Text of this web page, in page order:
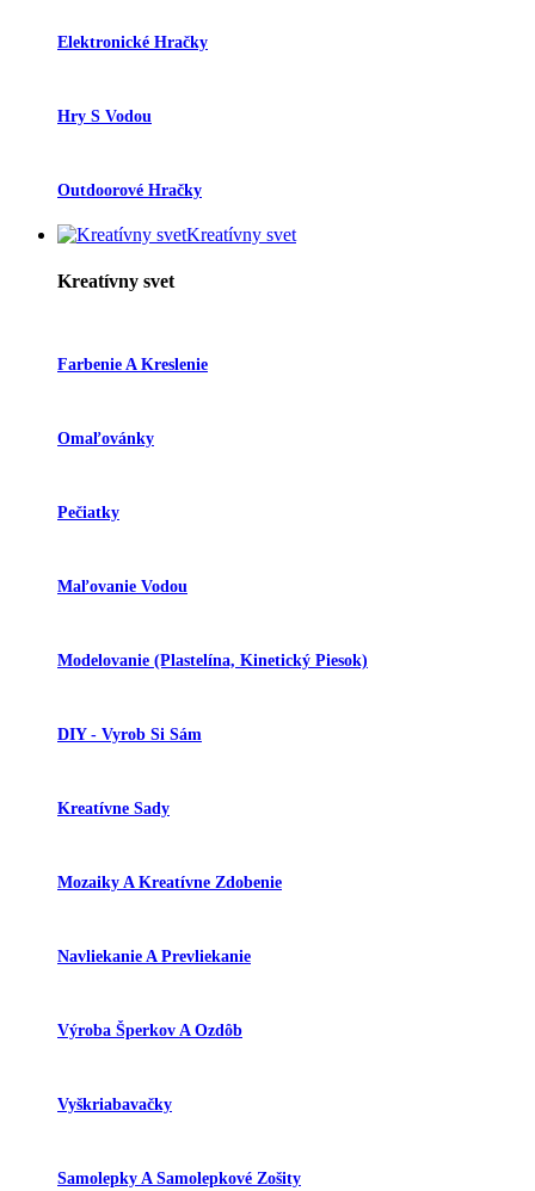
Elektronické Hračky
Hry S Vodou
Outdoorové Hračky
Kreatívny svet
Kreatívny svet
Farbenie A Kreslenie
Omaľovánky
Pečiatky
Maľovanie Vodou
Modelovanie (plastelína, Kinetický Piesok)
DIY - Vyrob Si Sám
Kreatívne Sady
Mozaiky A Kreatívne Zdobenie
Navliekanie A Prevliekanie
Výroba Šperkov A Ozdôb
Vyškriabavačky
Samolepky A Samolepkové Zošity